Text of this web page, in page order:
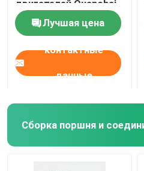
двигателей Quanchai
4C6 4C5 QC495 QC498
Лучшая цена
контактные
данные